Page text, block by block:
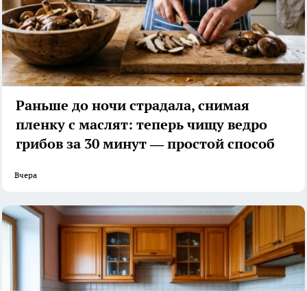
Раньше до ночи страдала, снимая
пленку с маслят: теперь чищу ведро
грибов за 30 минут — простой способ
Вчера